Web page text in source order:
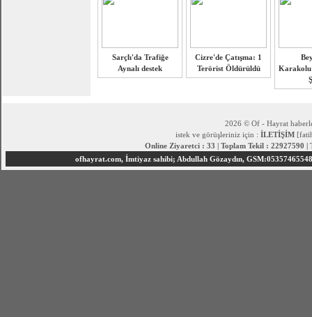
Sarçlı'da Trafiğe
Aynalı destek
Cizre'de Çatışma: 1
Terörist Öldürüldü
2026 © Of - Hayrat
istek ve görüşleriniz için : İLETİŞİM
Online Ziyaretci : 33 | Toplam Tekil : 22927590 |
ofhayrat.com, İmtiyaz sahibi; Abdullah Gözaydın,